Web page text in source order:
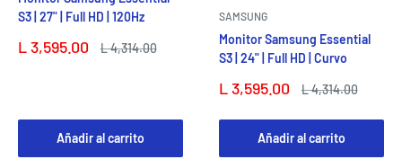
S3 | 27" | Full HD | 120Hz
Precio
L 3,595.00
Precio
L 4,314.00
Añadir al carrito
SAMSUNG
Monitor Samsung Essential
S3 | 24" | Full HD | Curvo
Precio
venta
L 3,595.00
Precio
L 4,314.00
Añadir al carrito